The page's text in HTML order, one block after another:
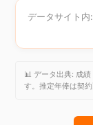
データサイト内:
📊 データ出典: 成
す。推定年俸は契